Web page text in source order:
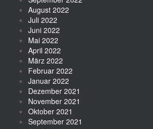
August 2022
Juli 2022
Juni 2022
Mai 2022
April 2022
März 2022
Februar 2022
Januar 2022
Dezember 2021
November 2021
Oktober 2021
September 2021